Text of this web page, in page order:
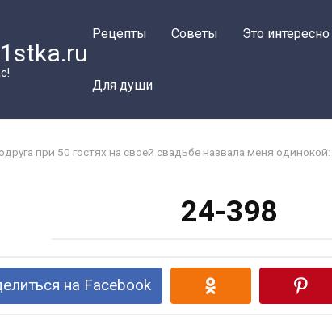
Рецепты Советы Это интересно
Для души
при 50 гостях на своей свадьбе назвала меня
24-398
на Facebook